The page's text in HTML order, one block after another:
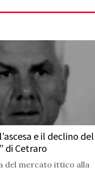
e il declino del
di Cetraro
del mercato ittico alla